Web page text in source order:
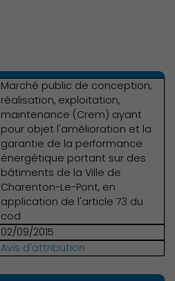
Marché public de conception,
réalisation, exploitation,
maintenance (Crem) ayant
pour objet l'amélioration et la
garantie de la performance
énergétique portant sur des
bâtiments de la Ville de
Charenton-Le-Pont, en
application de l'article 73 du
cod
02/09/2015
Avis d'attribution